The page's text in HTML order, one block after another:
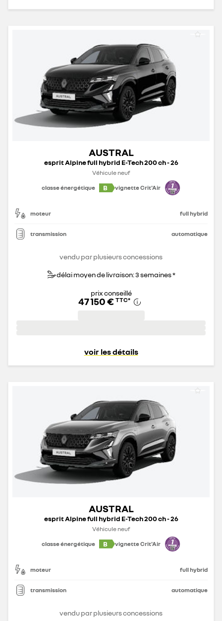
AUSTRAL
esprit Alpine full hybrid E-Tech 200 ch - 26
Véhicule neuf
classe énergétique
B vignette Crit'Air
moteur full hybrid
transmission automatique
vendu par plusieurs concessions
délai moyen de livraison: 3 semaines *
prix conseillé
47 150 € TTC*
voir les détails
AUSTRAL
esprit Alpine full hybrid E-Tech 200 ch - 26
Véhicule neuf
classe énergétique
B vignette Crit'Air
moteur full hybrid
transmission automatique
vendu par plusieurs concessions